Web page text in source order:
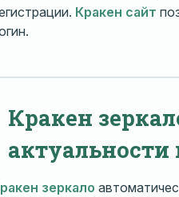
Кракен сайт
Кракен
зеркало